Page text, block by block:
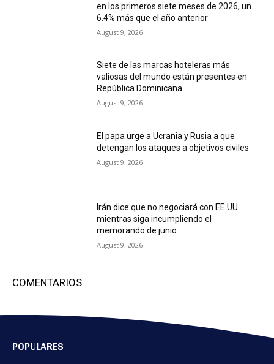
en los primeros siete meses de 2026, un
6.4% más que el año anterior
August 9, 2026
Siete de las marcas hoteleras más
valiosas del mundo están presentes en
República Dominicana
August 9, 2026
El papa urge a Ucrania y Rusia a que
detengan los ataques a objetivos civiles
August 9, 2026
Irán dice que no negociará con EE.UU.
mientras siga incumpliendo el
memorando de junio
August 9, 2026
COMENTARIOS
POPULARES